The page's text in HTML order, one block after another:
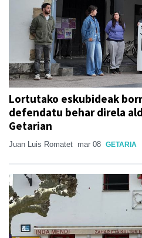
Lortutako eskubideak
defendatu behar direla
Getarian
Juan Luis Romatet mar 08 GETARIA